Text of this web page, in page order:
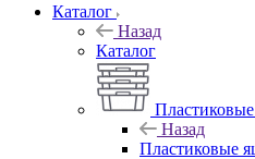
Каталог
Назад
Каталог
Назад
Пластиковые